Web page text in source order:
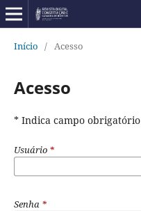
Início / Acesso
Acesso
* Indica campo obrigatório
Usuário *
Senha *